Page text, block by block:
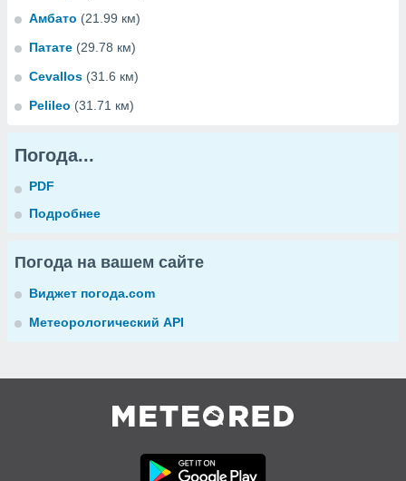
Амбато (21.99 км)
Патате (29.78 км)
Cevallos (31.6 км)
Pelileo (31.71 км)
Погода...
PDF
Подробнее
Погода на вашем сайте
Виджет погода.com
Метеорологический API